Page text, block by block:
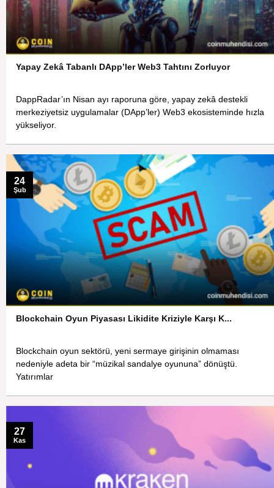
Yapay Zekâ Tabanlı DApp’ler Web3 Tahtını Zorluyor
DappRadar’ın Nisan ayı raporuna göre, yapay zekâ destekli
merkeziyetsiz uygulamalar (DApp’ler) Web3 ekosisteminde hızla
yükseliyor.
Blockchain Oyun Piyasası Likidite Kriziyle Karşı K...
Blockchain oyun sektörü, yeni sermaye girişinin olmaması
nedeniyle adeta bir “müzikal sandalye oyununa” dönüştü.
Yatırımlar
24
Şub
27
Kas